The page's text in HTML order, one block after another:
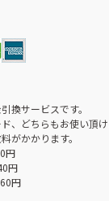
換サービスです。
、どちらもお使い頂け
がかかります。
円
円